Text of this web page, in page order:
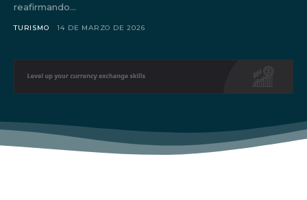
reafirmando...
TURISMO 14 DE MARZO DE 2026